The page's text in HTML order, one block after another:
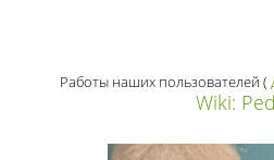
Работы наших пользователей (
Wiki: